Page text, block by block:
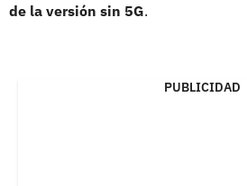
de la versión sin 5G.
PUBLICIDAD